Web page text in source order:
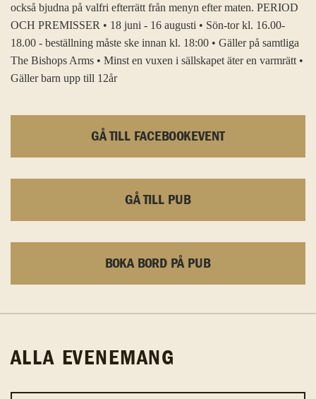
också bjudna på valfri efterrätt från menyn efter maten. PERIOD
OCH PREMISSER • 18 juni - 16 augusti • Sön-tor kl. 16.00-
18.00 - beställning måste ske innan kl. 18:00 • Gäller på samtliga
The Bishops Arms • Minst en vuxen i sällskapet äter en varmrätt •
Gäller barn upp till 12år
GÅ TILL FACEBOOKEVENT
GÅ TILL PUB
BOKA BORD PÅ PUB
ALLA EVENEMANG